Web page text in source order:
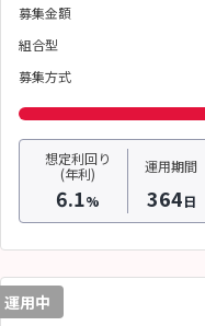
募集金額
組合型
募集方式
想定利回り
(年利)
6.1%
運用期間
364日
運用中